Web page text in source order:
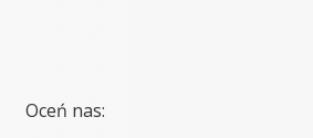
Oceń nas: